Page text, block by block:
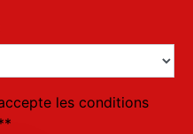
les conditions